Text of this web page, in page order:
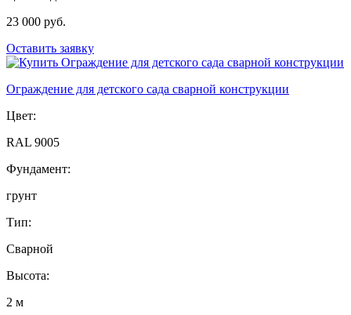
23 000 руб.
Оставить заявку
Ограждение для детского сада сварной конструкции
Цвет:
RAL 9005
Фундамент:
грунт
Тип:
Сварной
Высота:
2 м